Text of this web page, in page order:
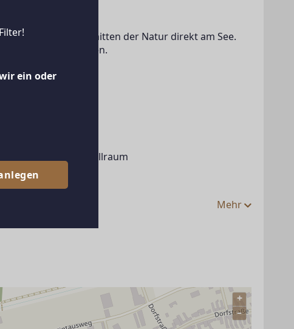
und Charme inmitten der Natur direkt am See.
höher schlagen.
mit WC, Abstellraum
Pa..
Mehr
+
–
ein oder